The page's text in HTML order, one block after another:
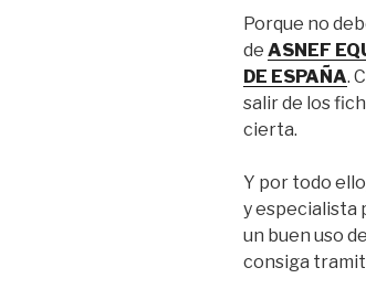
Porque no
de ASNEF
DE ESPAÑA.
salir de los
cierta.
Y por todo
y especialista
un buen uso
consiga